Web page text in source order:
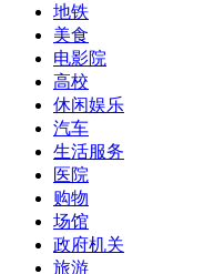
地铁
美食
电影院
高校
休闲娱乐
汽车
生活服务
医院
购物
场馆
政府机关
旅游